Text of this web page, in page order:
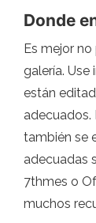
Donde
Es mejor no
galería. Use
están
adecuados.
también se
adecuadas
7thmes o
muchos